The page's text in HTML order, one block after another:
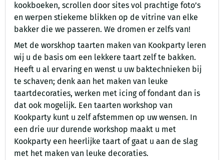
kookboeken, scrollen door sites vol prachtige foto’s
en werpen stiekeme blikken op de vitrine van elke
bakker die we passeren. We dromen er zelfs van!
Met de worskhop taarten maken van Kookparty leren
wij u de basis om een lekkere taart zelf te bakken.
Heeft u al ervaring en wenst u uw baktechnieken bij
te schaven; denk aan het maken van leuke
taartdecoraties, werken met icing of fondant dan is
dat ook mogelijk. Een taarten workshop van
Kookparty kunt u zelf afstemmen op uw wensen. In
een drie uur durende workshop maakt u met
Kookparty een heerlijke taart of gaat u aan de slag
met het maken van leuke decoraties.